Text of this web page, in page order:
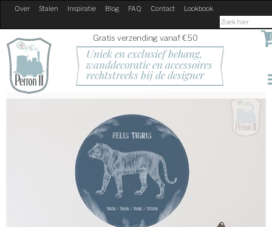
Over Stalen Inspiratie Blog FAQ Contact Lookbook
Gratis verzending vanaf €50
Uniek en exclusief behang,
wanddecoratie en accessoires
rechtstreeks bij de designer